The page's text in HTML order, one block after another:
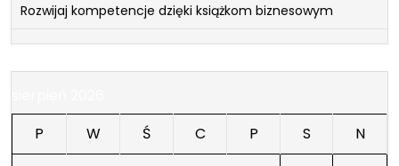
Rozwijaj kompetencje dzięki książkom biznesowym
P
W Ś C P S
N